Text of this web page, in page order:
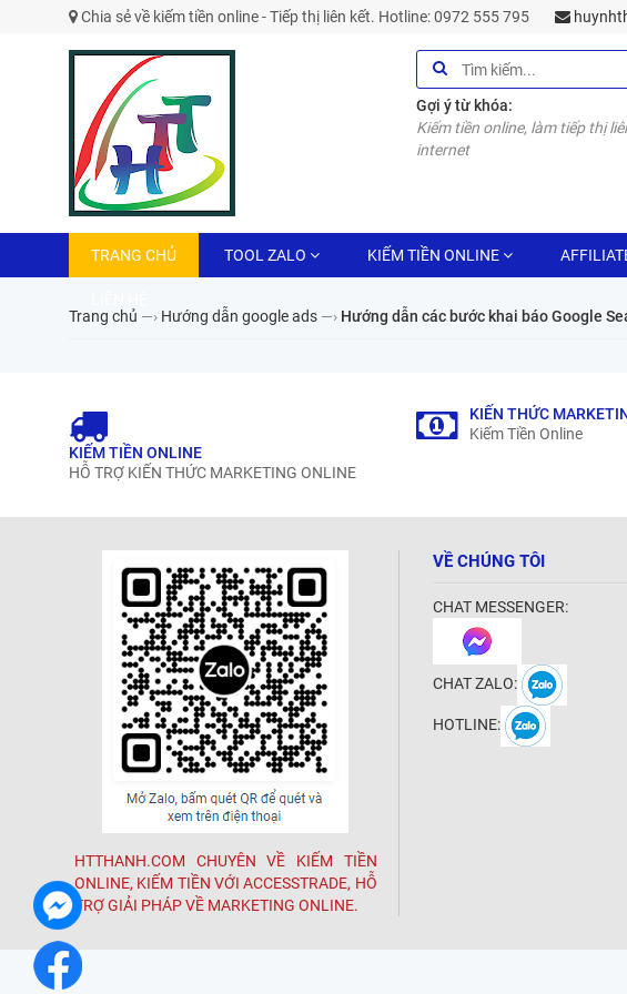
Chia sẻ về kiếm tiền online - Tiếp thị liên kết. Hotline: 0972 555 795
Gợi ý từ khóa:
Kiếm tiền online, làm tiếp thị
internet
TRANG CHỦ TOOL ZALO KIẾM TIỀN ONLINE
Trang chủ —› Hướng dẫn google ads —› Hướng dẫn các bước khai báo Google
KIẾM TIỀN ONLINE
HỖ TRỢ KIẾN THỨC MARKETING ONLINE
KIẾN THỨC
Kiếm Tiền Online
HTTHANH.COM CHUYÊN VỀ KIẾM TIỀN
ONLINE, KIẾM TIỀN VỚI ACCESSTRADE, HỖ
TRỢ GIẢI PHÁP VỀ MARKETING ONLINE.
VỀ CHÚNG TÔI
CHAT MESSENGER:
CHAT ZALO:
HOTLINE: